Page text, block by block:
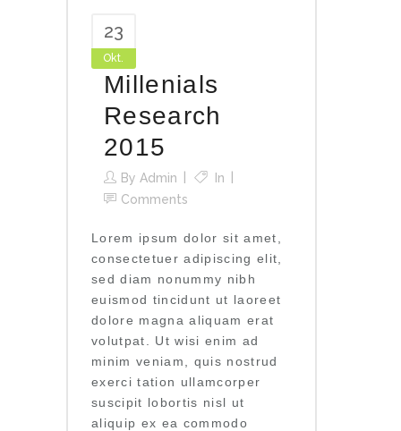
23
Okt.
Millenials
Research
2015
By Admin
In
Comments
Lorem ipsum dolor sit amet,
consectetuer adipiscing elit,
sed diam nonummy nibh
euismod tincidunt ut laoreet
dolore magna aliquam erat
volutpat. Ut wisi enim ad
minim veniam, quis nostrud
exerci tation ullamcorper
suscipit lobortis nisl ut
aliquip ex ea commodo